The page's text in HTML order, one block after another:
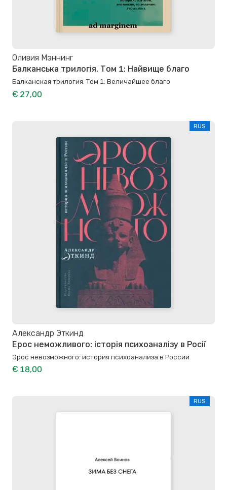
Оливия Мэннинг
Балканська трилогія. Том 1: Найвище благо
Балканская трилогия. Том 1: Величайшее благо
€ 27,00
RUS
Александр Эткинд
Ерос неможливого: історія психоаналізу в Росії
Эрос невозможного: история психоанализа в России
€ 18,00
RUS